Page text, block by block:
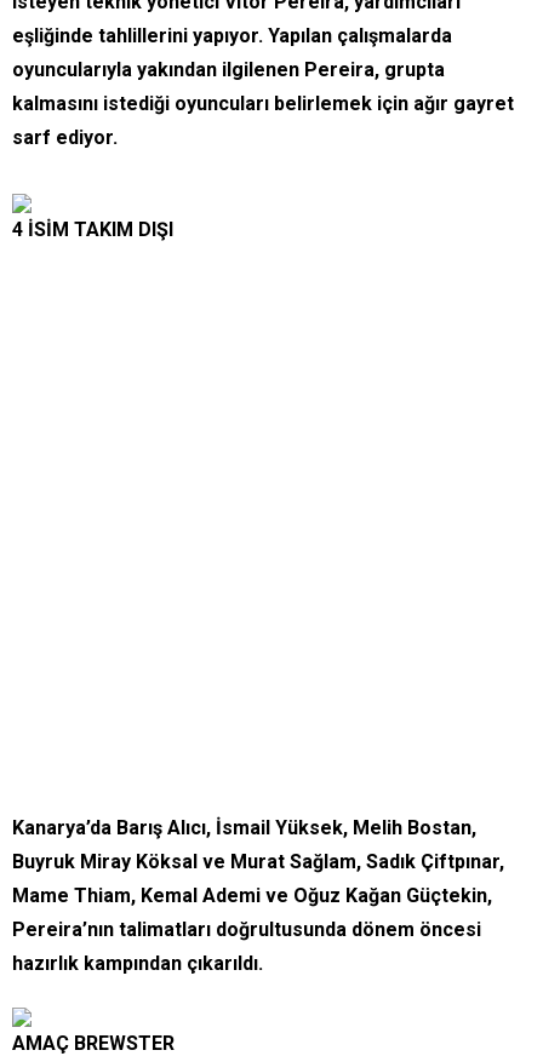
eşliğinde tahlillerini yapıyor. Yapılan çalışmalarda
oyuncularıyla yakından ilgilenen Pereira, grupta
kalmasını istediği oyuncuları belirlemek için ağır gayret
sarf ediyor.
4 İSİM TAKIM DIŞI
Kanarya’da Barış Alıcı, İsmail Yüksek, Melih Bostan,
Buyruk Miray Köksal ve Murat Sağlam, Sadık Çiftpınar,
Mame Thiam, Kemal Ademi ve Oğuz Kağan Güçtekin,
Pereira’nın talimatları doğrultusunda dönem öncesi
hazırlık kampından çıkarıldı.
AMAÇ BREWSTER